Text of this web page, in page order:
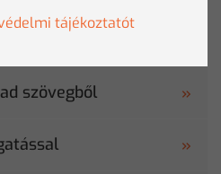
szövegből
tájékoztatót